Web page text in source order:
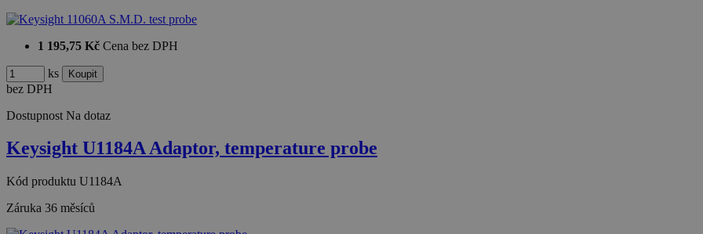
1 195,75 Kč Cena bez DPH
ks
bez DPH
Dostupnost Na dotaz
Keysight U1184A Adaptor, temperature probe
Kód produktu U1184A
Záruka 36 měsíců